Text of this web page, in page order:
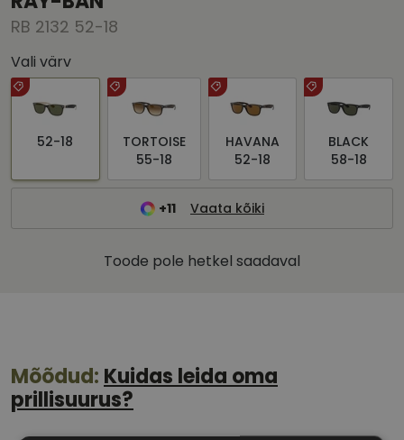
RB 2132 52-18
Vali värv
52-18
TORTOISE
55-18
HAVANA
52-18
BLACK
58-18
+11 Vaata kõiki
Toode pole hetkel saadaval
Mõõdud: Kuidas leida oma
prillisuurus?